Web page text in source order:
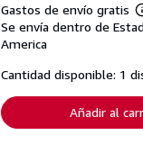
Gastos de envío gratis
Se envía dentro de
America
Cantidad disponible: 1
Añadir al